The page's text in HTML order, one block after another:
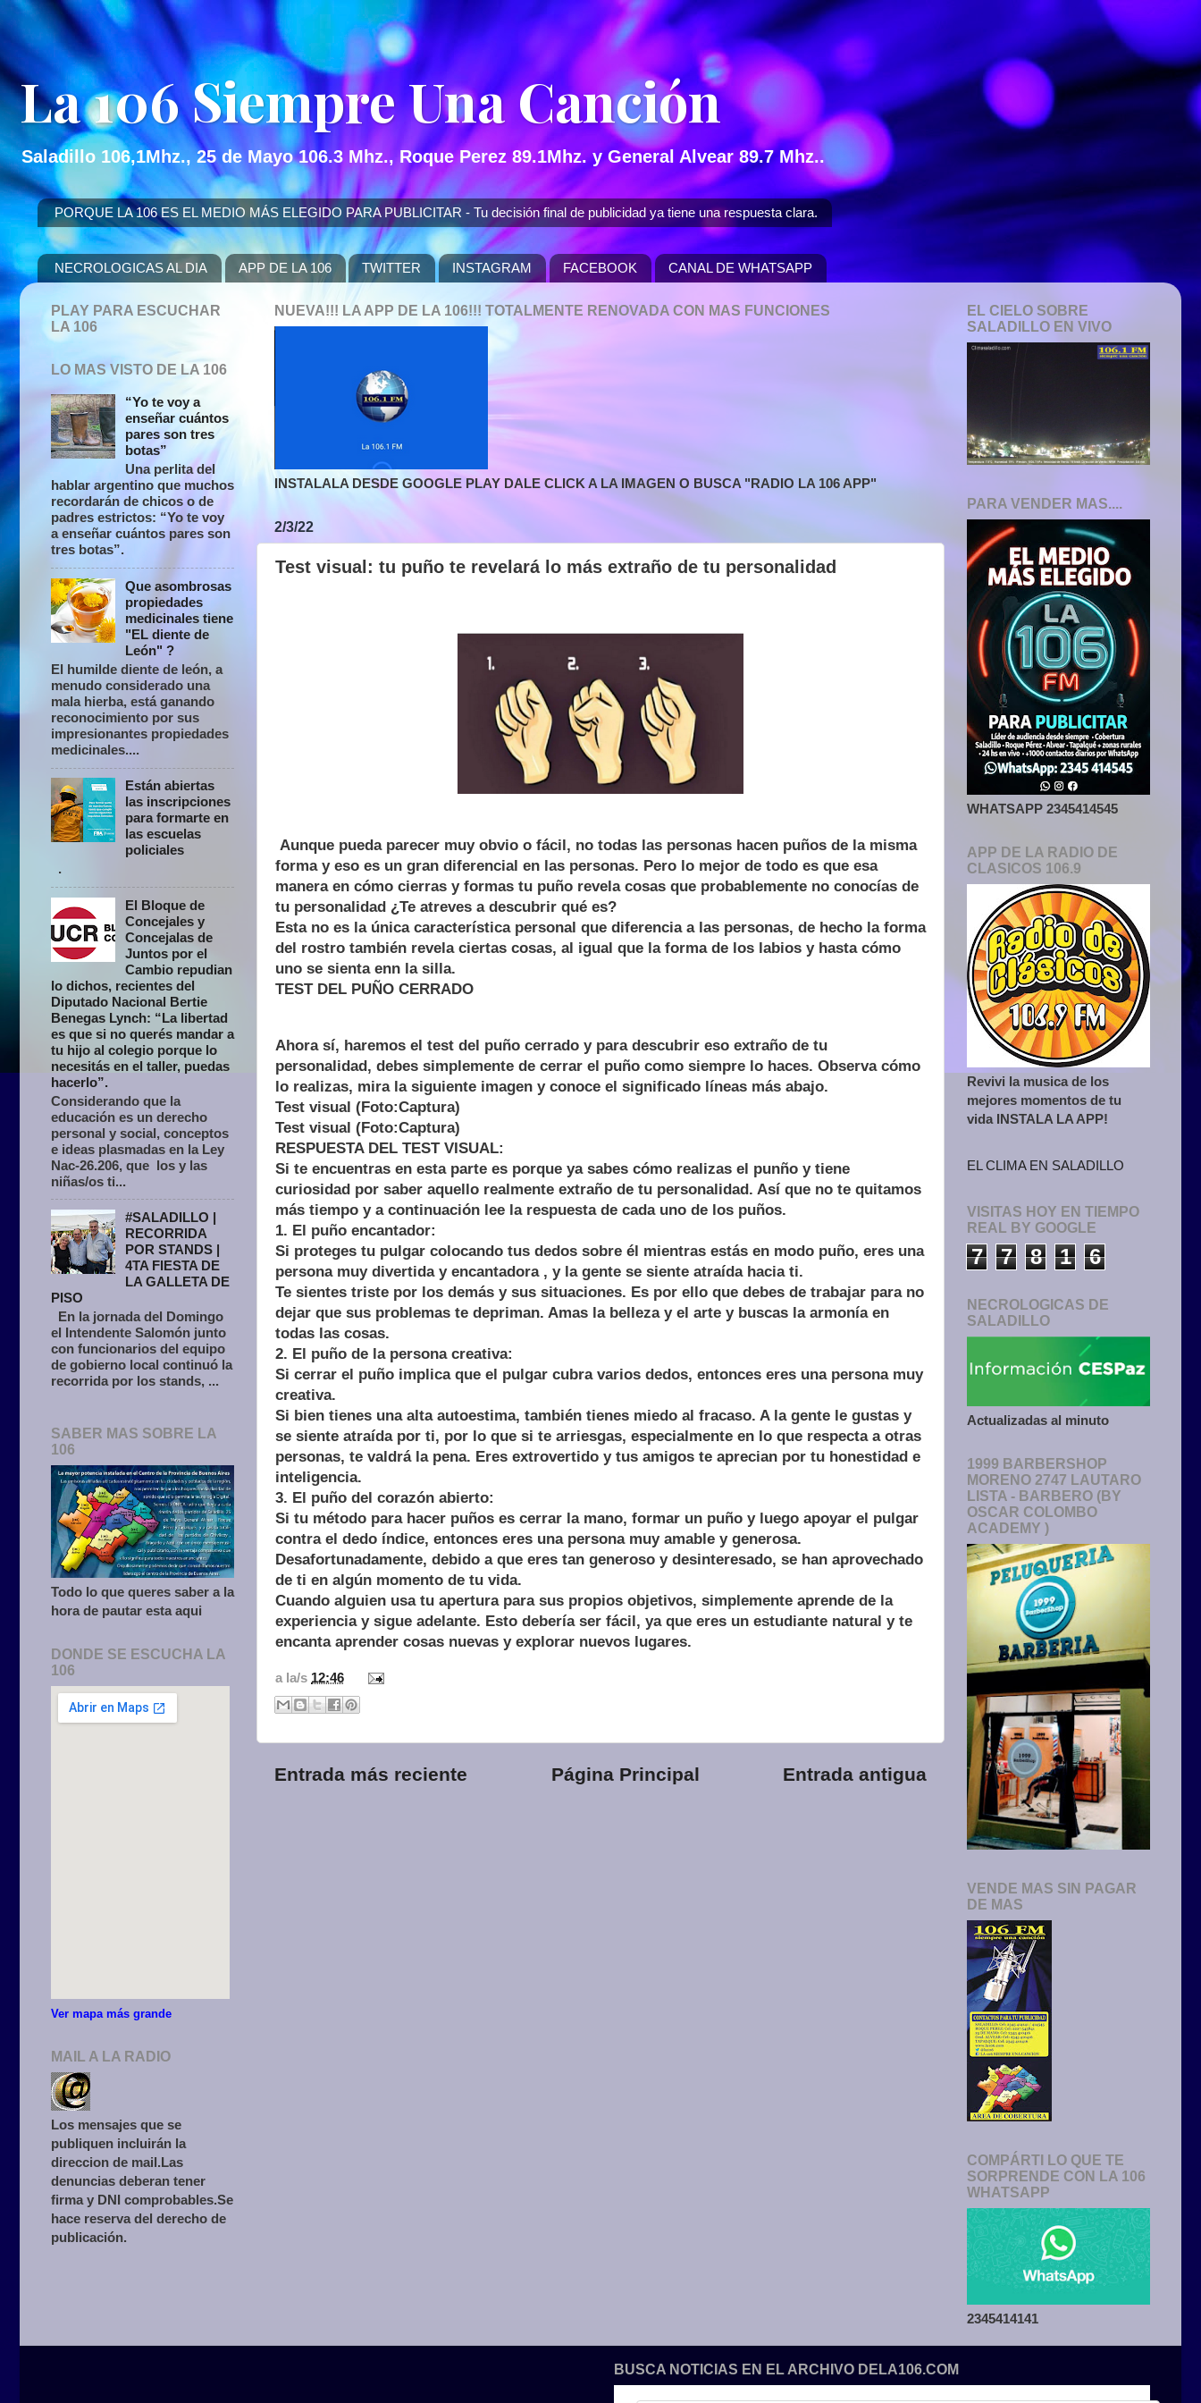
La 106 Siempre Una Canción
Saladillo 106,1Mhz., 25 de Mayo 106.3 Mhz., Roque Perez 89.1Mhz. y General Alvear 89.7 Mhz..
PORQUE LA 106 ES EL MEDIO MÁS ELEGIDO PARA PUBLICITAR - Tu decisión final de publicidad ya tiene una respuesta clara.
NECROLOGICAS AL DIA APP DE LA 106 TWITTER INSTAGRAM FACEBOOK CANAL DE WHATSAPP
NUEVA!!! LA APP DE LA 106!!! TOTALMENTE RENOVADA CON MAS FUNCIONES
INSTALALA DESDE GOOGLE PLAY DALE CLICK A LA IMAGEN O BUSCA "RADIO LA 106 APP"
2/3/22
Test visual: tu puño te revelará lo más extraño de tu personalidad
Aunque pueda parecer muy obvio o fácil, no todas las personas hacen puños de la misma
forma y eso es un gran diferencial en las personas. Pero lo mejor de todo es que esa
manera en cómo cierras y formas tu puño revela cosas que probablemente no conocías de
tu personalidad ¿Te atreves a descubrir qué es?
Esta no es la única característica personal que diferencia a las personas, de hecho la forma
del rostro también revela ciertas cosas, al igual que la forma de los labios y hasta cómo
uno se sienta enn la silla.
TEST DEL PUÑO CERRADO
Ahora sí, haremos el test del puño cerrado y para descubrir eso extraño de tu
personalidad, debes simplemente de cerrar el puño como siempre lo haces. Observa cómo
lo realizas, mira la siguiente imagen y conoce el significado líneas más abajo.
Test visual (Foto:Captura)
Test visual (Foto:Captura)
RESPUESTA DEL TEST VISUAL:
Si te encuentras en esta parte es porque ya sabes cómo realizas el punño y tiene
curiosidad por saber aquello realmente extraño de tu personalidad. Así que no te quitamos
más tiempo y a continuación lee la respuesta de cada uno de los puños.
1. El puño encantador:
Si proteges tu pulgar colocando tus dedos sobre él mientras estás en modo puño, eres una
persona muy divertida y encantadora , y la gente se siente atraída hacia ti.
Te sientes triste por los demás y sus situaciones. Es por ello que debes de trabajar para no
dejar que sus problemas te depriman. Amas la belleza y el arte y buscas la armonía en
todas las cosas.
2. El puño de la persona creativa:
Si cerrar el puño implica que el pulgar cubra varios dedos, entonces eres una persona muy
creativa.
Si bien tienes una alta autoestima, también tienes miedo al fracaso. A la gente le gustas y
se siente atraída por ti, por lo que si te arriesgas, especialmente en lo que respecta a otras
personas, te valdrá la pena. Eres extrovertido y tus amigos te aprecian por tu honestidad e
inteligencia.
3. El puño del corazón abierto:
Si tu método para hacer puños es cerrar la mano, formar un puño y luego apoyar el pulgar
contra el dedo índice, entonces eres una persona muy amable y generosa.
Desafortunadamente, debido a que eres tan generoso y desinteresado, se han aprovechado
de ti en algún momento de tu vida.
Cuando alguien usa tu apertura para sus propios objetivos, simplemente aprende de la
experiencia y sigue adelante. Esto debería ser fácil, ya que eres un estudiante natural y te
encanta aprender cosas nuevas y explorar nuevos lugares.
a la/s 12:46
Entrada más reciente Entrada antigua
Página Principal
PLAY PARA ESCUCHAR
LA 106
LO MAS VISTO DE LA 106
“Yo te voy a
enseñar cuántos
pares son tres
botas”
Una perlita del
hablar argentino que muchos
recordarán de chicos o de
padres estrictos: “Yo te voy
a enseñar cuántos pares son
tres botas”.
Que asombrosas
propiedades
medicinales tiene
"EL diente de
León" ?
El humilde diente de león, a
menudo considerado una
mala hierba, está ganando
reconocimiento por sus
impresionantes propiedades
medicinales....
Están abiertas
las inscripciones
para formarte en
las escuelas
policiales
.
El Bloque de
Concejales y
Concejalas de
Juntos por el
Cambio repudian
lo dichos, recientes del
Diputado Nacional Bertie
Benegas Lynch: “La libertad
es que si no querés mandar a
tu hijo al colegio porque lo
necesitás en el taller, puedas
hacerlo”.
Considerando que la
educación es un derecho
personal y social, conceptos
e ideas plasmadas en la Ley
Nac-26.206, que los y las
niñas/os ti...
#SALADILLO |
RECORRIDA
POR STANDS |
4TA FIESTA DE
LA GALLETA DE
PISO
En la jornada del Domingo
el Intendente Salomón junto
con funcionarios del equipo
de gobierno local continuó la
recorrida por los stands, ...
SABER MAS SOBRE LA
106
Todo lo que queres saber a la
hora de pautar esta aqui
DONDE SE ESCUCHA LA
106
Ver mapa más grande
MAIL A LA RADIO
Los mensajes que se
publiquen incluirán la
direccion de mail.Las
denuncias deberan tener
firma y DNI comprobables.Se
hace reserva del derecho de
publicación.
EL CIELO SOBRE
SALADILLO EN VIVO
PARA VENDER MAS....
WHATSAPP 2345414545
APP DE LA RADIO DE
CLASICOS 106.9
Revivi la musica de los
mejores momentos de tu
vida INSTALA LA APP!
EL CLIMA EN SALADILLO
VISITAS HOY EN TIEMPO
REAL BY GOOGLE
7 7 8 1 6
NECROLOGICAS DE
SALADILLO
Actualizadas al minuto
1999 BARBERSHOP
MORENO 2747 LAUTARO
LISTA - BARBERO (BY
OSCAR COLOMBO
ACADEMY )
VENDE MAS SIN PAGAR
DE MAS
COMPÁRTI LO QUE TE
SORPRENDE CON LA 106
WHATSAPP
2345414141
BUSCA NOTICIAS EN EL ARCHIVO DELA106.COM